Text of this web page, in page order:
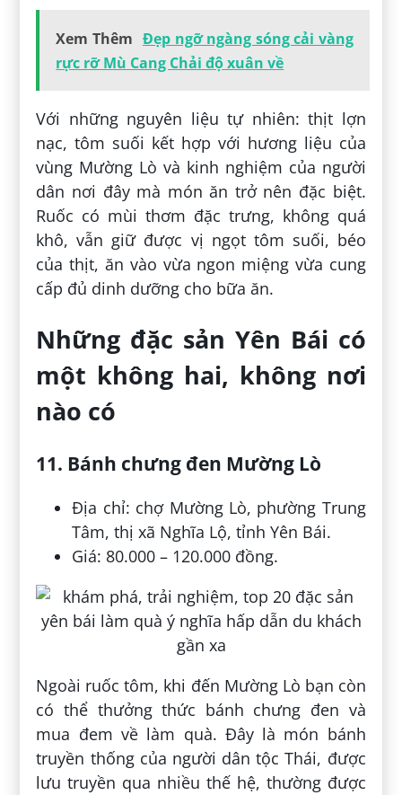
Xem Thêm Đẹp ngỡ ngàng sóng cải vàng
rực rỡ Mù Cang Chải độ xuân về
Với những nguyên liệu tự nhiên: thịt lợn
nạc, tôm suối kết hợp với hương liệu của
vùng Mường Lò và kinh nghiệm của người
dân nơi đây mà món ăn trở nên đặc biệt.
Ruốc có mùi thơm đặc trưng, không quá
khô, vẫn giữ được vị ngọt tôm suối, béo
của thịt, ăn vào vừa ngon miệng vừa cung
cấp đủ dinh dưỡng cho bữa ăn.
Những đặc sản Yên Bái có
một không hai, không nơi
nào có
11. Bánh chưng đen Mường Lò
Địa chỉ: chợ Mường Lò, phường Trung
Tâm, thị xã Nghĩa Lộ, tỉnh Yên Bái.
Giá: 80.000 – 120.000 đồng.
Ngoài ruốc tôm, khi đến Mường Lò bạn còn
có thể thưởng thức bánh chưng đen và
mua đem về làm quà. Đây là món bánh
truyền thống của người dân tộc Thái, được
lưu truyền qua nhiều thế hệ, thường được